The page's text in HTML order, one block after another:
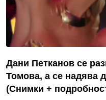
Дани Петканов се
Томова, а се надява
(Снимки +